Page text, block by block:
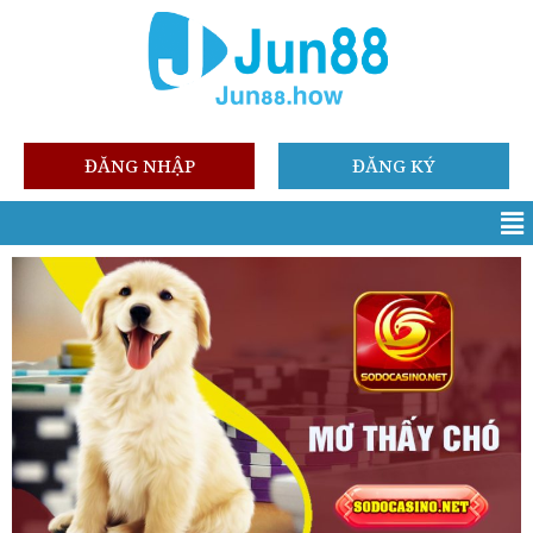
ĐĂNG NHẬP ĐĂNG KÝ